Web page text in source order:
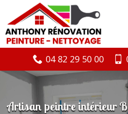
04 82 29 50 00
Artisan peintre intérieur